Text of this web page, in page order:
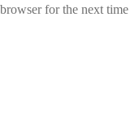
for the next time